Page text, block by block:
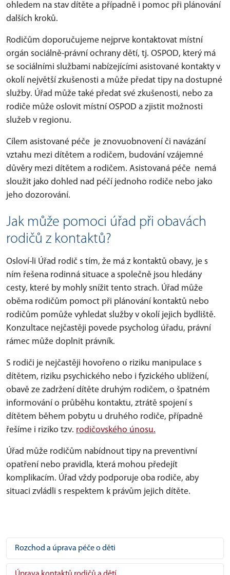
ohledem na stav dítěte a případně i pomoc při plánování
dalších kroků.
Rodičům doporučujeme nejprve kontaktovat místní
orgán sociálně-právní ochrany dětí, tj. OSPOD, který má
se sociálními službami nabízejícími asistované kontakty v
okolí největší zkušenosti a může předat tipy na dostupné
služby. Úřad může také předat své zkušenosti, nebo za
rodiče může oslovit místní OSPOD a zjistit možnosti
služeb v regionu.
Cílem asistované péče je znovuobnovení či navázání
vztahu mezi dítětem a rodičem, budování vzájemné
důvěry mezi dítětem a rodičem. Asistovaná péče nemá
sloužit jako dohled nad péčí jednoho rodiče nebo jako
jeho dozorování.
Jak může pomoci úřad při obavách
rodičů z kontaktů?
Osloví-li Úřad rodič s tím, že má z kontaktů obavy, je s
ním řešena rodinná situace a společně jsou hledány
cesty, které by mohly snížit tento strach. Úřad může
oběma rodičům pomoct při plánování kontaktů nebo
rodičům pomůže vyhledat služby v okolí jejich bydliště.
Konzultace nejčastěji povede psycholog úřadu, právní
rámec může doplnit právník.
S rodiči je nejčastěji hovořeno o riziku manipulace s
dítětem, riziku psychického nebo i fyzického ublížení,
obavě ze zadržení dítěte druhým rodičem, o špatném
informování o průběhu kontaktu, ztrátě spojení s
dítětem během pobytu u druhého rodiče, případně
řešíme i riziko tzv. rodičovského únosu.
Úřad může rodičům nabídnout tipy na preventivní
opatření nebo pravidla, která mohou předejít
komplikacím. Úřad vždy podporuje oba rodiče, aby
situaci zvládli s respektem k právům jejich dítěte.
Rozchod a úprava péče o děti